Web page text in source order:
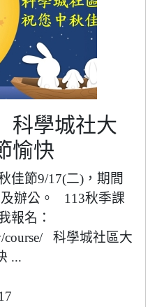
科學城社大
愉快
佳節9/17(二)，期間
辦公。 113秋季課
報名：
course/ 科學城社區大
...